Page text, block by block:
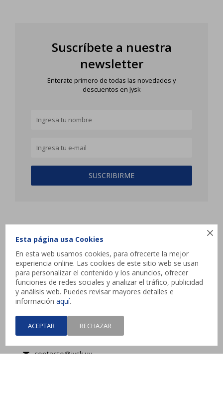

Esta página usa Cookies
En esta web usamos cookies, para ofrecerte la mejor
experiencia online. Las cookies de este sitio web se usan
para personalizar el contenido y los anuncios, ofrecer
funciones de redes sociales y analizar el tráfico, publicidad
y análisis web. Puedes revisar mayores detalles e
informaciónaquí.
ACEPTAR RECHAZAR
Suscríbete a nuestra
newsletter
Enterate primero de todas las novedades y
descuentos en Jysk
SUSCRIBIRME
Atencion al cliente
Contacto
contacto@jysk.uy